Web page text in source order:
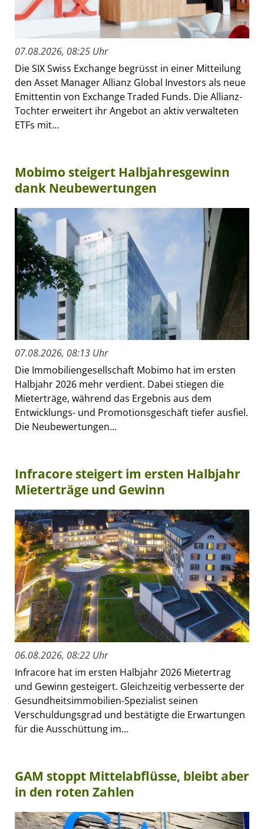
07.08.2026, 08:25 Uhr
Die SIX Swiss Exchange begrüsst in einer Mitteilung
den Asset Manager Allianz Global Investors als neue
Emittentin von Exchange Traded Funds. Die Allianz-
Tochter erweitert ihr Angebot an aktiv verwalteten
ETFs mit...
Mobimo steigert Halbjahresgewinn
dank Neubewertungen
07.08.2026, 08:13 Uhr
Die Immobiliengesellschaft Mobimo hat im ersten
Halbjahr 2026 mehr verdient. Dabei stiegen die
Mieterträge, während das Ergebnis aus dem
Entwicklungs- und Promotionsgeschäft tiefer ausfiel.
Die Neubewertungen...
Infracore steigert im ersten Halbjahr
Mieterträge und Gewinn
06.08.2026, 08:22 Uhr
Infracore hat im ersten Halbjahr 2026 Mietertrag
und Gewinn gesteigert. Gleichzeitig verbesserte der
Gesundheitsimmobilien-Spezialist seinen
Verschuldungsgrad und bestätigte die Erwartungen
für die Ausschüttung im...
GAM stoppt Mittelabflüsse, bleibt aber
in den roten Zahlen